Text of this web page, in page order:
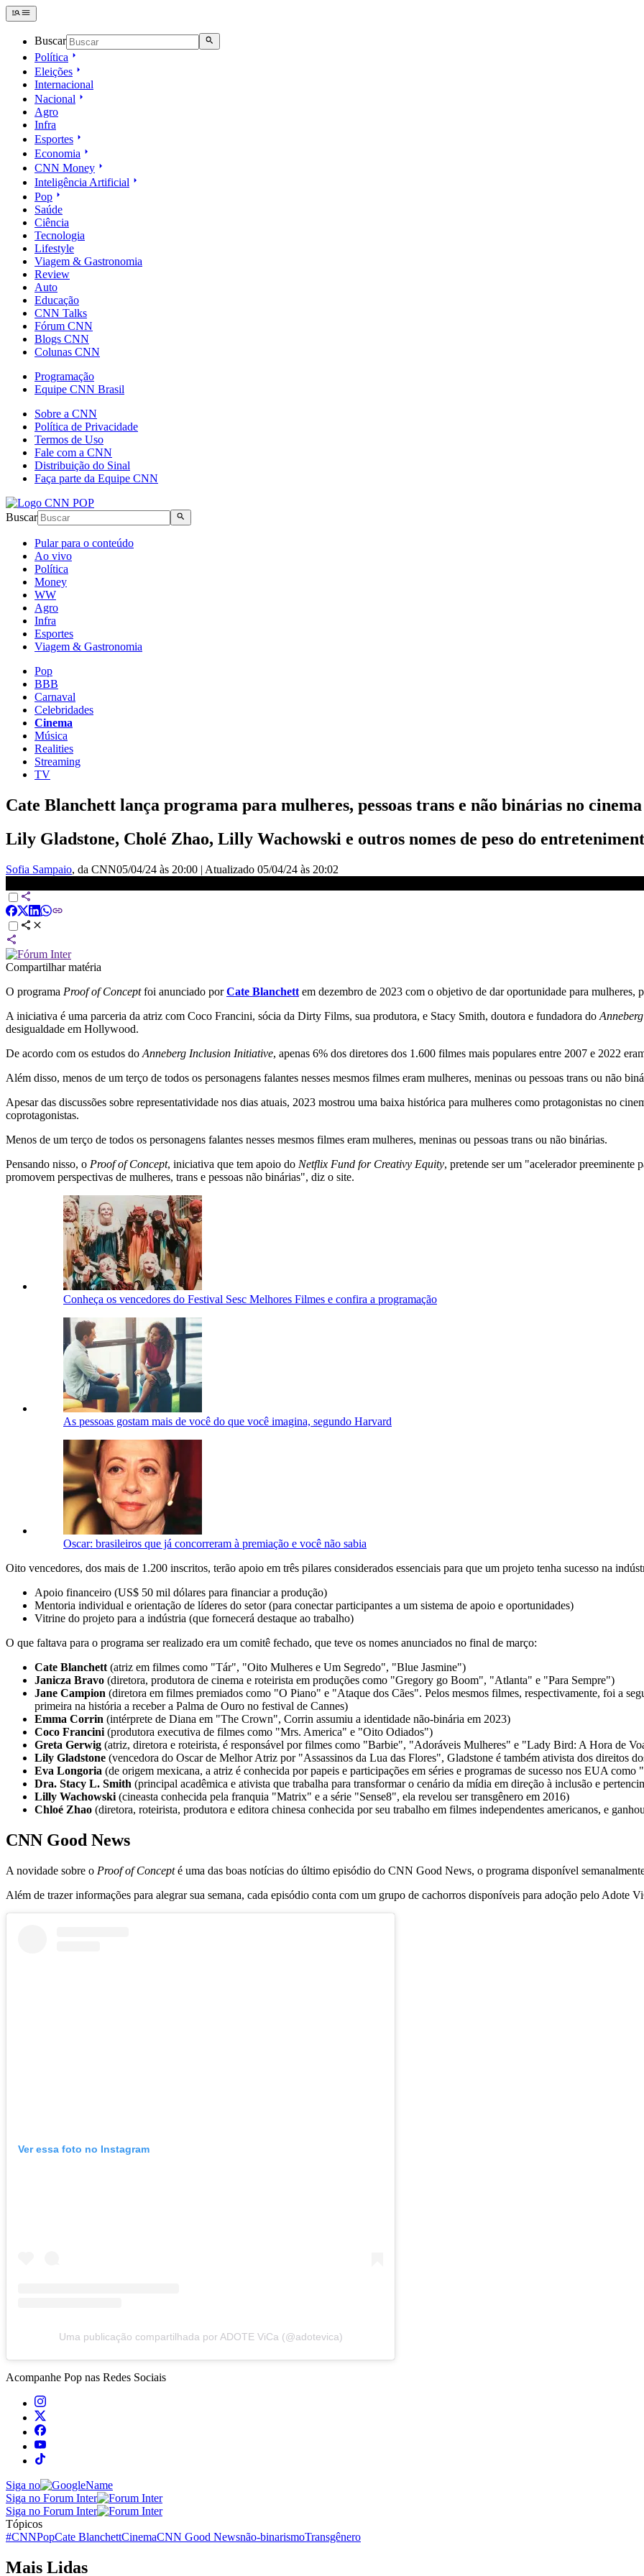
Buscar
Política
Eleições
Internacional
Nacional
Agro
Infra
Esportes
Economia
CNN Money
Inteligência Artificial
Pop
Saúde
Ciência
Tecnologia
Lifestyle
Viagem & Gastronomia
Review
Auto
Educação
CNN Talks
Fórum CNN
Blogs CNN
Colunas CNN
Programação
Equipe CNN Brasil
Sobre a CNN
Política de Privacidade
Termos de Uso
Fale com a CNN
Distribuição do Sinal
Faça parte da Equipe CNN
Buscar
Pular para o conteúdo
Ao vivo
Política
Money
WW
Agro
Infra
Esportes
Viagem & Gastronomia
Pop
BBB
Carnaval
Celebridades
Cinema
Música
Realities
Streaming
TV
Cate Blanchett lança programa para mulheres, pessoas trans e não binárias no cinema
Lily Gladstone, Cholé Zhao, Lilly Wachowski e outros nomes de peso do
Sofia Sampaio, da CNN05/04/24 às 20:00 | Atualizado 05/04/24 às 20:02
Compartilhar matéria
O programa Proof of Conceptfoi anunciado porCate Blanchett em dezembro de 2023 com o objetivo de dar oportunidade para mulheres,
A iniciativa é uma parceria da atriz com Coco Francini, sócia da Dirty Films, sua produtora, e Stacy Smith, doutora e fundadora do
desigualdade em Hollywood.
De acordo com os estudos do Anneberg Inclusion Initiative, apenas 6% dos diretores dos 1.600 filmes mais populares entre 2007 e 2022
Além disso, menos de um terço de todos os personagens falantes nesses mesmos filmes eram mulheres, meninas ou pessoas trans ou não
Apesar das discussões sobre representatividade nos dias atuais, 2023 mostrou uma baixa histórica para mulheres como protagonistas no
coprotagonistas.
Menos de um terço de todos os personagens falantes nesses mesmos filmes eram mulheres, meninas ou pessoas trans ou não binárias.
Pensando nisso, o Proof of Concept, iniciativa que tem apoio do Netflix Fund for Creativy Equity, pretende ser um "acelerador preeminente
promovem perspectivas de mulheres, trans e pessoas não binárias", diz o site.
Conheça os vencedores do Festival Sesc Melhores Filmes e confira a programação
As pessoas gostam mais de você do que você imagina, segundo Harvard
Oscar: brasileiros que já concorreram à premiação e você não sabia
Oito vencedores, dos mais de 1.200 inscritos, terão apoio em três pilares considerados essenciais para que um projeto tenha sucesso na
Apoio financeiro (US$ 50 mil dólares para financiar a produção)
Mentoria individual e orientação de líderes do setor (para conectar participantes a um sistema de apoio e oportunidades)
Vitrine do projeto para a indústria (que fornecerá destaque ao trabalho)
O que faltava para o programa ser realizado era um comitê fechado, que teve os nomes anunciados no final de março:
Cate Blanchett (atriz em filmes como "Tár", "Oito Mulheres e Um Segredo", "Blue Jasmine")
Janicza Bravo (diretora, produtora de cinema e roteirista em produções como "Gregory go Boom", "Atlanta" e "Para Sempre")
Jane Campion (diretora em filmes premiados como "O Piano" e "Ataque dos Cães". Pelos mesmos filmes, respectivamente, foi a
primeira na história a receber a Palma de Ouro no festival de Cannes)
Emma Corrin (intérprete de Diana em "The Crown", Corrin assumiu a identidade não-binária em 2023)
Coco Francini (produtora executiva de filmes como "Mrs. America" e "Oito Odiados")
Greta Gerwig (atriz, diretora e roteirista, é responsável por filmes como "Barbie", "Adoráveis Mulheres" e "Lady Bird: A Hora de
Lily Gladstone (vencedora do Oscar de Melhor Atriz por "Assassinos da Lua das Flores", Gladstone é também ativista dos direitos
Eva Longoria (de origem mexicana, a atriz é conhecida por papeis e participações em séries e programas de sucesso nos EUA
Dra. Stacy L. Smith (principal acadêmica e ativista que trabalha para transformar o cenário da mídia em direção à inclusão e
Lilly Wachowski (cineasta conhecida pela franquia "Matrix" e a série "Sense8", ela revelou ser transgênero em 2016)
Chloé Zhao (diretora, roteirista, produtora e editora chinesa conhecida por seu trabalho em filmes independentes americanos, e
CNN Good News
A novidade sobre o Proof of Concepté uma das boas notícias do último episódio do CNN Good News, o programa disponível
Além de trazer informações para alegrar sua semana, cada episódio conta com um grupo de cachorros disponíveis para adoção pelo Adote
Ver essa foto no Instagram
Uma publicação compartilhada por ADOTE ViCa (@adotevica)
Acompanhe Pop nas Redes Sociais
Siga no
Siga no Forum Inter
Siga no Forum Inter
Tópicos
#CNNPopCate BlanchettCinemaCNN Good Newsnão-binarismoTransgênero
Mais Lidas